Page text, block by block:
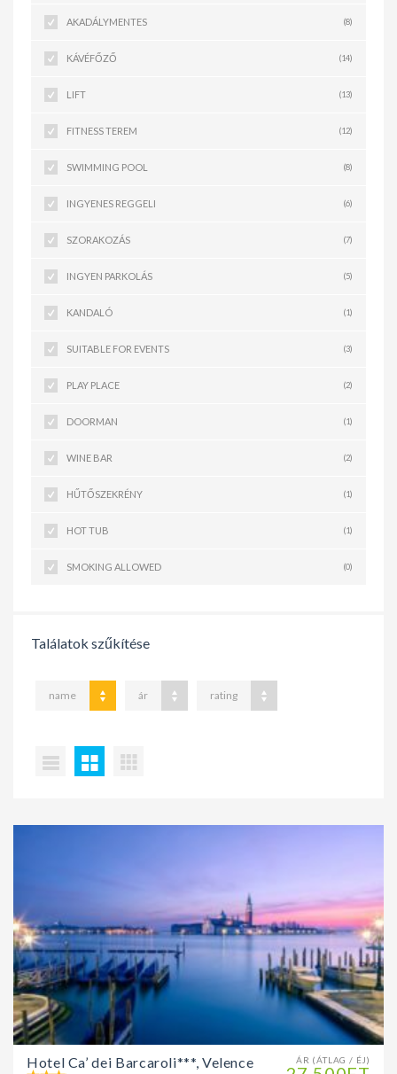
AKADÁLYMENTES (8)
KÁVÉFŐZŐ (14)
LIFT (13)
FITNESS TEREM (12)
SWIMMING POOL (8)
INGYENES REGGELI (6)
SZORAKOZÁS (7)
INGYEN PARKOLÁS (5)
KANDALÓ (1)
SUITABLE FOR EVENTS (3)
PLAY PLACE (2)
DOORMAN (1)
WINE BAR (2)
HŰTŐSZEKRÉNY (1)
HOT TUB (1)
SMOKING ALLOWED (0)
Találatok szűkítése
name ár rating
ÁR (ÁTLAG / ÉJ)
Hotel Ca’ dei Barcaroli***, Velence